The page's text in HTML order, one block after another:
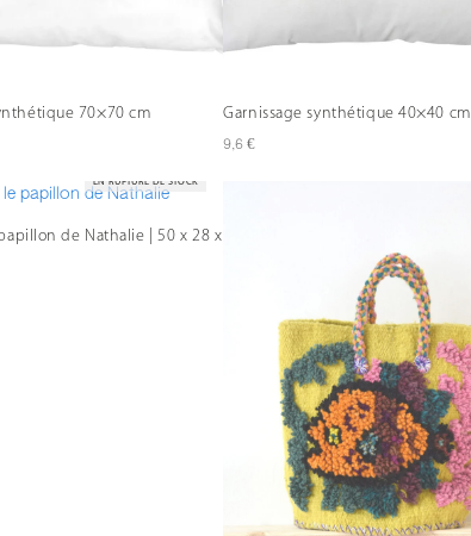
70×70 cm Garnissage synthétique 40×40 cm
9,6€
EN RUPTURE DE STOCK
de Nathalie | 50 x 28 x